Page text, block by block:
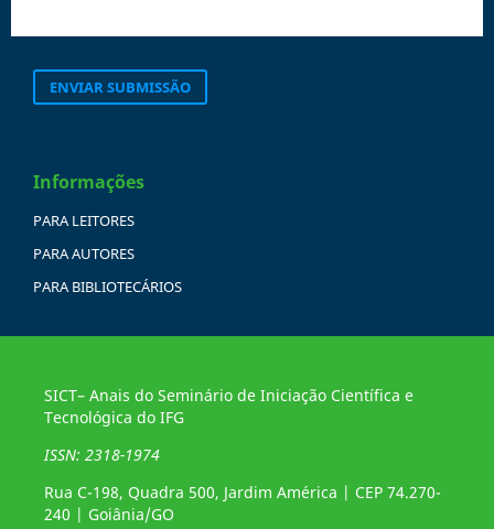
ENVIAR SUBMISSÃO
Informações
PARA LEITORES
PARA AUTORES
PARA BIBLIOTECÁRIOS
SICT– Anais do Seminário de Iniciação Científica e
Tecnológica do IFG
ISSN: 2318-1974
Rua C-198, Quadra 500, Jardim América | CEP 74.270-
240 | Goiânia/GO